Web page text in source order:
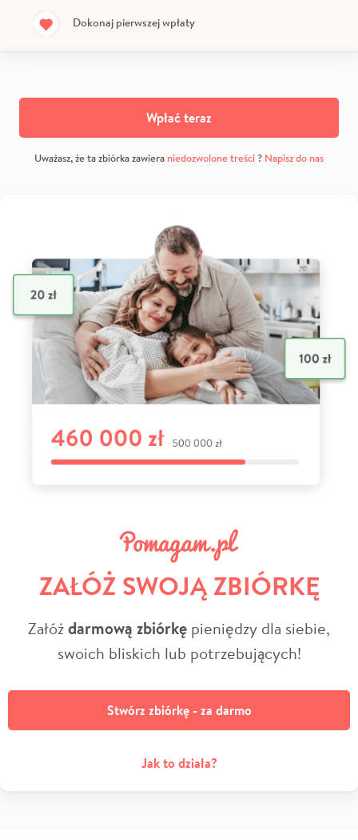
Dokonaj pierwszej wpłaty
Wpłać teraz
Uważasz, że ta zbiórka zawiera niedozwolone treści? Napisz do nas
ZAŁÓŻ SWOJĄ ZBIÓRKĘ
Załóżdarmową zbiórkę pieniędzy dla siebie,
swoich bliskich lub potrzebujących!
Stwórz zbiórkę - za darmo
Jak to działa?